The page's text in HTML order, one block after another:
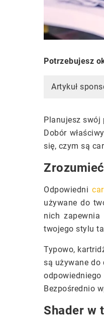
Potrzebujesz
Artykuł
Planujesz swój
Dobór
się, czym są
Odpowiedni
używane do
nich zapewnia
twojego stylu
Typowo,
są używane do
Bezpośrednio
Shader w